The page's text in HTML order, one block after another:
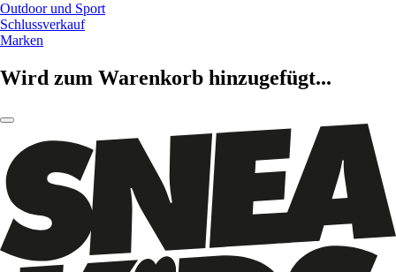
Outdoor und Sport
Schlussverkauf
Marken
Wird zum Warenkorb hinzugefügt...